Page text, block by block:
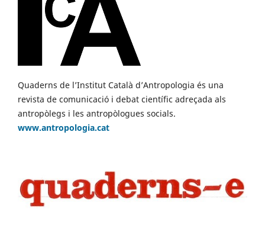
Quaderns de l’Institut Català d’Antropologia és una
revista de comunicació i debat científic adreçada als
antropòlegs i les antropòlogues socials.
www.antropologia.cat